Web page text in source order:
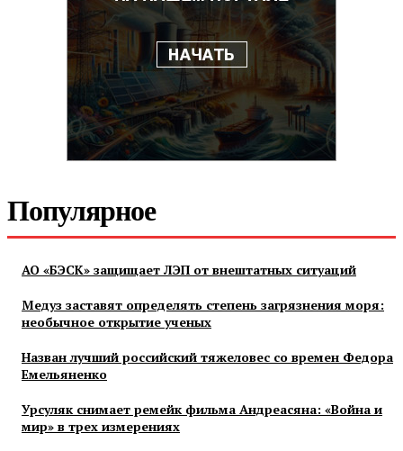
Популярное
АО «БЭСК» защищает ЛЭП от внештатных ситуаций
Медуз заставят определять степень загрязнения моря:
необычное открытие ученых
Назван лучший российский тяжеловес со времен Федора
Емельяненко
Урсуляк снимает ремейк фильма Андреасяна: «Война и
мир» в трех измерениях